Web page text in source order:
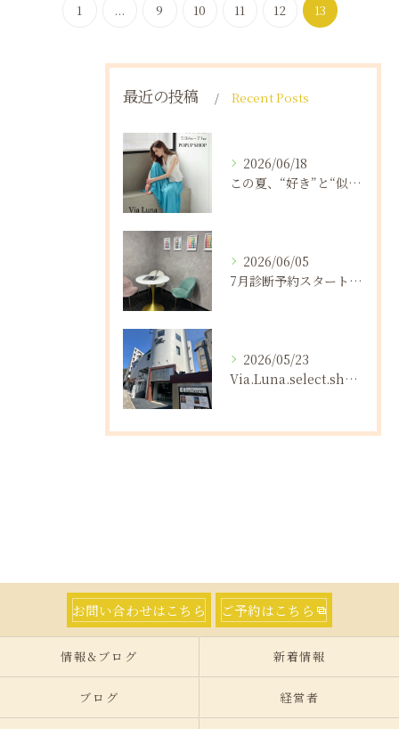
1 ... 9 10 11 12 13
最近の投稿 Recent Posts
2026/06/18
この夏、“好き”と“似合う”に出会う5日間｜Via.Luna.SELECT.POPUPin神戸北野👗
2026/06/05
7月診断予約スタートしました!
2026/05/23
Via.Luna.select.shop神戸北野POPUPSHOP開催のお知らせ
お問い合わせはこちら ご予約はこちら
情報&ブログ 新着情報
ブログ 経営者